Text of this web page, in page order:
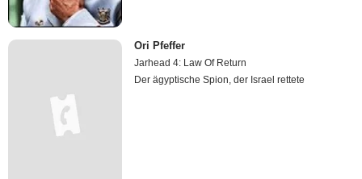
Ori Pfeffer
Jarhead 4: Law Of Return
Der ägyptische Spion, der Israel rettete